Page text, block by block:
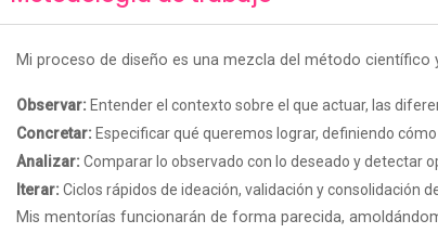
Mi proceso de diseño es una mezcla del método
Observar: Entender el contexto sobre el que actuar, las
Concretar: Especificar qué queremos lograr, definiendo
Analizar: Comparar lo observado con lo deseado y detectar
Iterar: Ciclos rápidos de ideación, validación y consolidación
Mis mentorías funcionarán de forma parecida,